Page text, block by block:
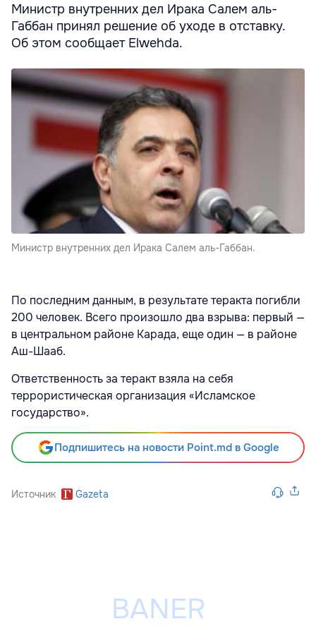
Министр внутренних дел Ирака Салем аль-
Габбан принял решение об уходе в отставку.
Об этом сообщает Elwehda.
Министр внутренних дел Ирака Салем аль-Габбан.
По последним данным, в результате теракта погибли
200 человек. Всего произошло два взрыва: первый —
в центральном районе Карада, еще один — в районе
Аш-Шааб.
Ответственность за теракт взяла на себя
террористическая организация «Исламское
государство».
Подпишитесь на новости Point.md в Google
Источник Gazeta